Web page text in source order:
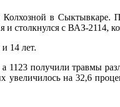
в
и столкнулся с ВАЗ-2114,
14 лет.
1123 получили травмы
на 32,6